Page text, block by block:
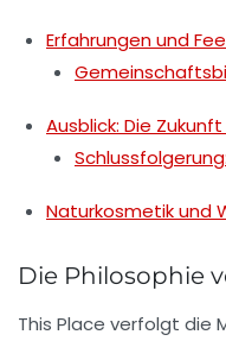
Erfahrungen und
Ausblick: Die
Naturkosmetik und
Die Philosophie
This Place verfolgt die